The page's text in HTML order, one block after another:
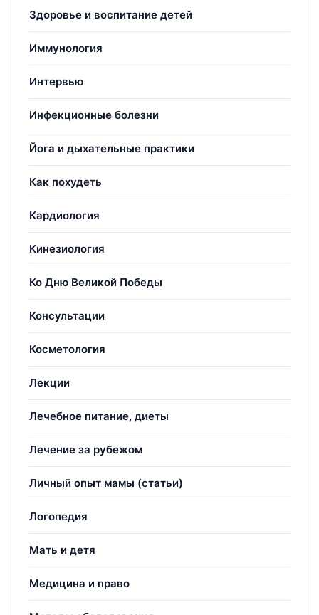
Здоровье и воспитание детей
Иммунология
Интервью
Инфекционные болезни
Йога и дыхательные практики
Как похудеть
Кардиология
Кинезиология
Ко Дню Великой Победы
Консультации
Косметология
Лекции
Лечебное питание, диеты
Лечение за рубежом
Личный опыт мамы (статьи)
Логопедия
Мать и детя
Медицина и право